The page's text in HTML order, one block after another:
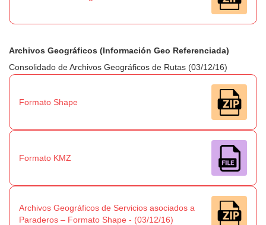
Archivos Geográficos (Información Geo Referenciada)
Consolidado de Archivos Geográficos de Rutas (03/12/16)
Formato Shape
Formato KMZ
Archivos Geográficos de Servicios asociados a
Paraderos – Formato Shape - (03/12/16)